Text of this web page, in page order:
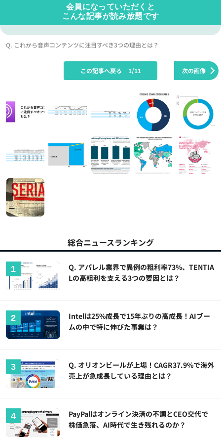
会員になっていただくと
こんな記事が読み放題です
Q. これから音声コンテンツに注目すべき3つの理由とは？
次の画像
この記事へ戻る 1/11
総合ニュースランキング
Q. アパレル業界で異例の粗利率73%、TENTIA
Lの高粗利を支える3つの要因とは？
Intelは25%成長で15年ぶりの高成長！AIブー
ムの中で特に伸びた事業は？
Q. オリオンビールが上場！CAGR37.9%で海外
売上が急成長している理由とは？
PayPalはオンライン決済の不調とCEO交代で
株価急落、AI時代で生き残れるのか？